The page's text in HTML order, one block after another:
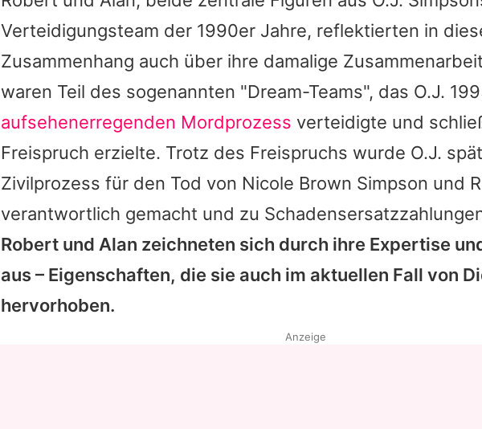
Verteidigungsteam der 1990er Jahre, reflektierten in
Zusammenhang auch über ihre damalige
waren Teil des sogenannten "Dream-Teams", das O.J.
aufsehenerregenden Mordprozess verteidigte und
Freispruch erzielte. Trotz des Freispruchs wurde O.J.
Zivilprozess für den Tod von Nicole Brown Simpson und
verantwortlich gemacht und zu
Robert und Alan zeichneten sich durch ihre Expertise
aus – Eigenschaften, die sie auch im aktuellen Fall von
hervorhoben.
Anzeige